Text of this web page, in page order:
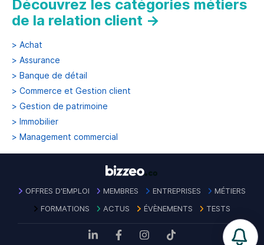
Découvrez les catégories métiers
de la relation client →
> Achat
> Assurance
> Banque de détail
> Commerce et Gestion client
> Gestion de patrimoine
> Immobilier
> Management commercial
OFFRES D'EMPLOI MEMBRES ENTREPRISES
MÉTIERS
FORMATIONS
ACTUS ÉVÈNEMENTS TESTS